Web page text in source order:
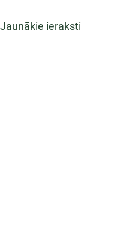
Jaunākie ieraksti